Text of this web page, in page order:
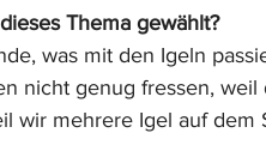
Thema gewählt?
was mit den Igeln
nicht genug fressen,
wir mehrere Igel auf dem